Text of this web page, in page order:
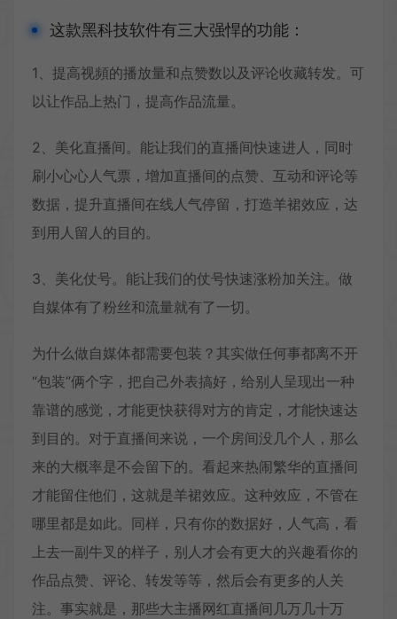
这款黑科技软件有三大强悍的功能：
1、提高视頻的播放量和点赞数以及评论收藏转发。可
以让作品上热门，提高作品流量。
2、美化直播间。能让我们的直播间快速进人，同时
刷小心心人气票，增加直播间的点赞、互动和评论等
数据，提升直播间在线人气停留，打造羊裙效应，达
到用人留人的目的。
3、美化仗号。能让我们的仗号快速涨粉加关注。做
自媒体有了粉丝和流量就有了一切。
为什么做自媒体都需要包装？其实做任何事都离不开
“包装”俩个字，把自己外表搞好，给别人呈现出一种
靠谱的感觉，才能更快获得对方的肯定，才能快速达
到目的。对于直播间来说，一个房间没几个人，那么
来的大概率是不会留下的。看起来热闹繁华的直播间
才能留住他们，这就是羊裙效应。这种效应，不管在
哪里都是如此。同样，只有你的数据好，人气高，看
上去一副牛叉的样子，别人才会有更大的兴趣看你的
作品点赞、评论、转发等等，然后会有更多的人关
注。事实就是，那些大主播网红直播间几万几十万